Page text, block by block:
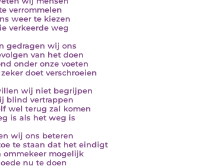
verrommelen
weer te kiezen
verkeerde weg
gedragen wij ons
van het doen
onder onze voeten
doet verschroeien
wij niet begrijpen
blind vertrappen
wel terug zal komen
is als het weg is
wij ons beteren
te staan dat het eindigt
ommekeer mogelijk
nu te doen